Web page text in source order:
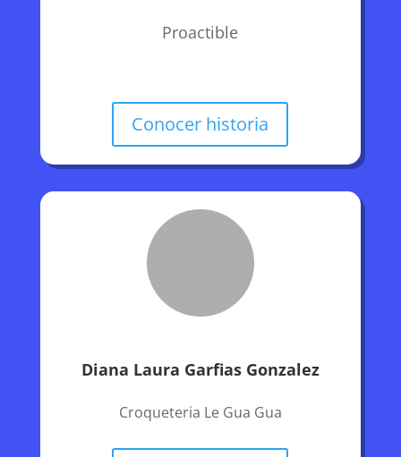
Proactible
Conocer historia
Diana Laura Garfias Gonzalez
Croqueteria Le Gua Gua